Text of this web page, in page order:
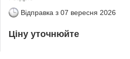
Відправка з 07 вересня 2026
Ціну уточнюйте